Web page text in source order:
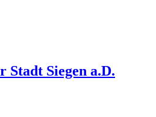
Stadt Siegen a.D.